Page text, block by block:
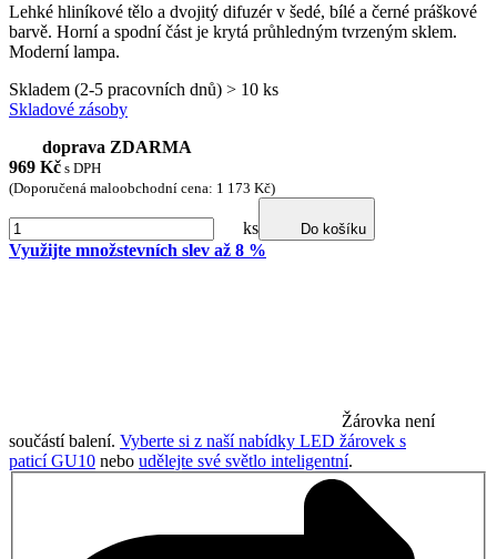
Lehké hliníkové tělo a dvojitý difuzér v šedé, bílé a černé práškové
barvě. Horní a spodní část je krytá průhledným tvrzeným sklem.
Moderní lampa.
Skladem (2-5 pracovních dnů) > 10 ks
Skladové zásoby
doprava ZDARMA
969 Kč s DPH
(Doporučená maloobchodní cena: 1 173 Kč)
ks Do košíku
Využijte množstevních slev až 8 %
Žárovka není
součástí balení. Vyberte si z naší nabídky LED žárovek s
paticí GU10 nebo udělejte své světlo inteligentní.